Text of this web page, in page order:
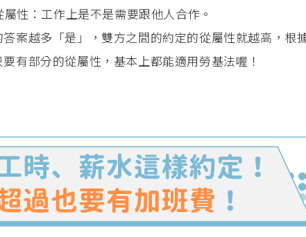
屬性：工作上是不是需要跟他人合作。
答案越多「是」，雙方之間的約定的從屬性就越高，根
有部分的從屬性，基本上都能適用勞基法喔！